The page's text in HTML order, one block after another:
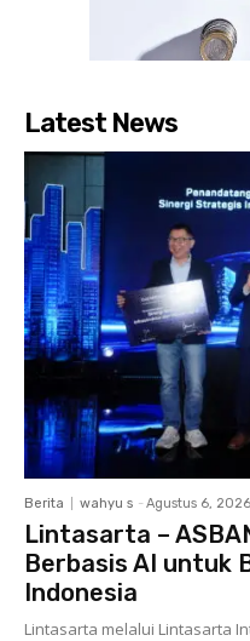
Latest News
Berita wahyu s - Agustus 6, 2026
Lintasarta –
Berbasis AI untuk
Indonesia
Lintasarta melalui Lintasarta